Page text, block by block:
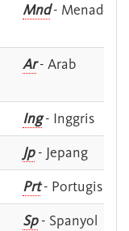
Mnd- Menado
Ar- Arab
Ing- Inggris
Jp- Jepang
Prt- Portugis
Sp- Spanyol